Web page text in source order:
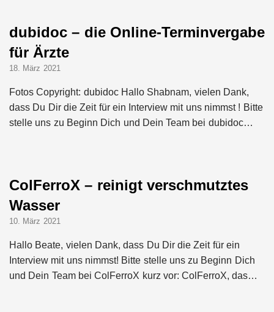
dubidoc – die Online-Terminvergabe
für Ärzte
18. März 2021
Fotos Copyright: dubidoc Hallo Shabnam, vielen Dank,
dass Du Dir die Zeit für ein Interview mit uns nimmst ! Bitte
stelle uns zu Beginn Dich und Dein Team bei dubidoc…
ColFerroX – reinigt verschmutztes
Wasser
10. März 2021
Hallo Beate, vielen Dank, dass Du Dir die Zeit für ein
Interview mit uns nimmst! Bitte stelle uns zu Beginn Dich
und Dein Team bei ColFerroX kurz vor: ColFerroX, das…